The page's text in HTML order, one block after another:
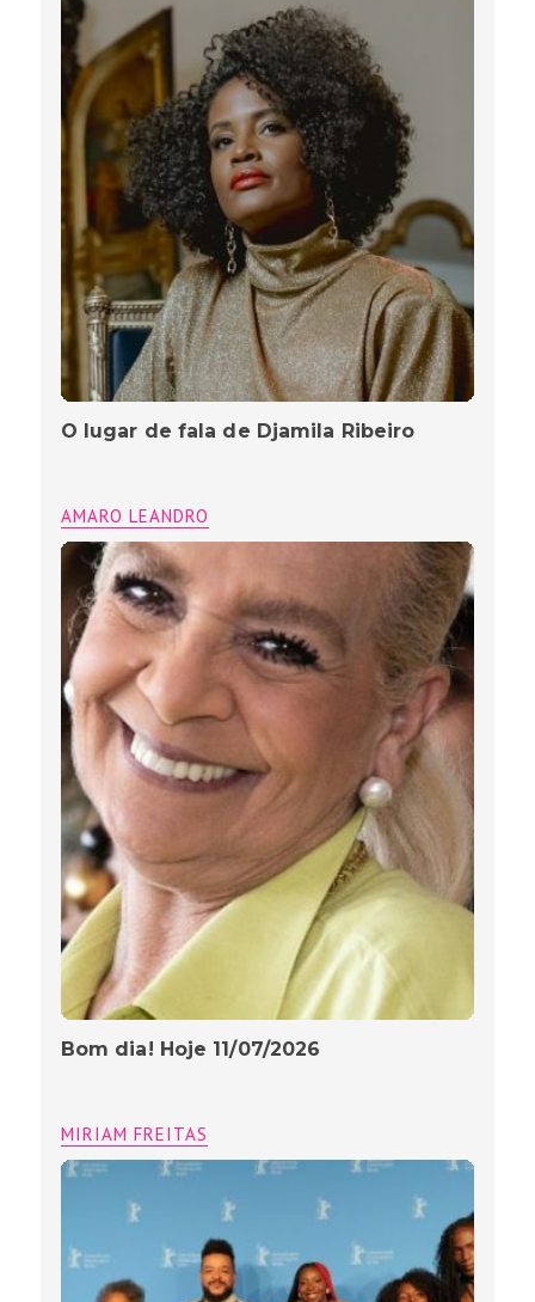
O lugar de fala de Djamila Ribeiro
AMARO LEANDRO
Bom dia! Hoje 11/07/2026
MIRIAM FREITAS